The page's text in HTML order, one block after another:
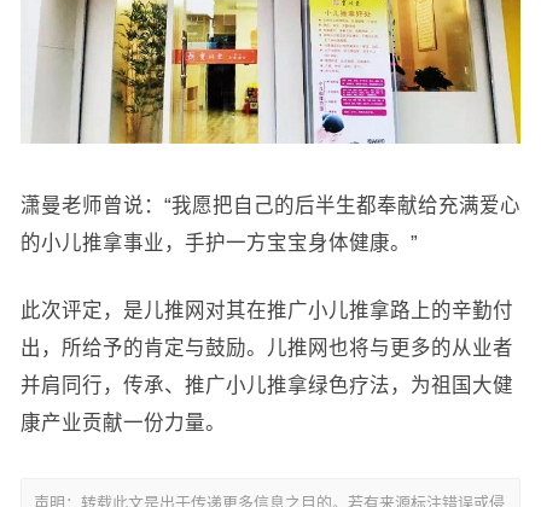
潇曼老师曾说：“我愿把自己的后半生都奉献给充满爱心
的小儿推拿事业，手护一方宝宝身体健康。”
此次评定，是儿推网对其在推广小儿推拿路上的辛勤付
出，所给予的肯定与鼓励。儿推网也将与更多的从业者
并肩同行，传承、推广小儿推拿绿色疗法，为祖国大健
康产业贡献一份力量。
声明：转载此文是出于传递更多信息之目的。若有来源标注错误或侵